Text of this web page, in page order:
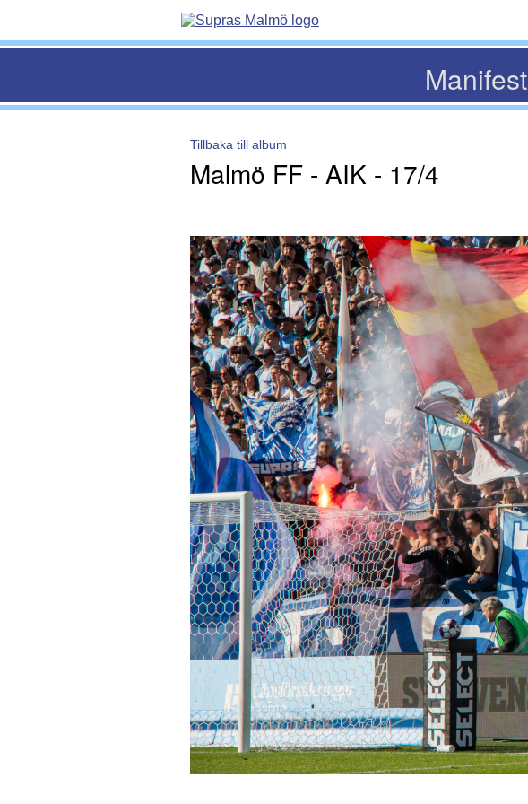
Manifest
Malmö FF - AIK - 17/4
Tillbaka till album